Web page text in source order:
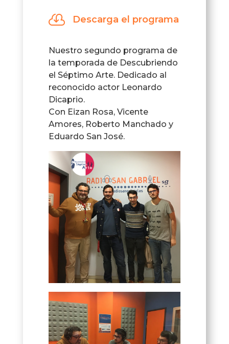
 Descarga el programa
Nuestro segundo programa de
la temporada de Descubriendo
el Séptimo Arte. Dedicado al
reconocido actor Leonardo
Dicaprio.
Con Eizan Rosa, Vicente
Amores, Roberto Manchado y
Eduardo San José.